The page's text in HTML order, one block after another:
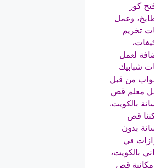
كور
وعمل
تخريم
لعمل
شبابيك
من قبل
معلم قص
بالكويت،
قص
بدون
في
بالكويت،
قص